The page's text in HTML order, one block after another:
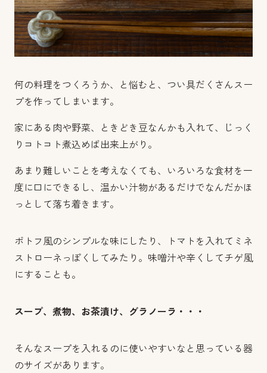
何の料理をつくろうか、と悩むと、つい具だくさんスー
プを作ってしまいます。
家にある肉や野菜、ときどき豆なんかも入れて、じっく
りコトコト煮込めば出来上がり。
あまり難しいことを考えなくても、いろいろな食材を一
度に口にできるし、温かい汁物があるだけでなんだかほ
っとして落ち着きます。
ポトフ風のシンプルな味にしたり、トマトを入れてミネ
ストローネっぽくしてみたり。味噌汁や辛くしてチゲ風
にすることも。
スープ、煮物、お茶漬け、グラノーラ・・・
そんなスープを入れるのに使いやすいなと思っている器
のサイズがあります。